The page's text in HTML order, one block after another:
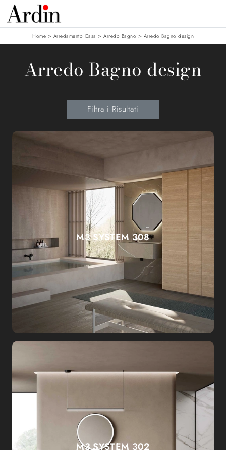
Home > Arredamento Casa > Arredo Bagno > Arredo Bagno design
Arredo Bagno design
Filtra i Risultati
M3 SYSTEM 308
M3 SYSTEM 302